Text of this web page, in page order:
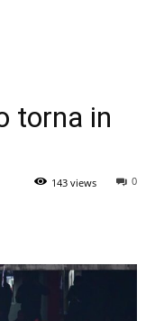
torna in
0
143 views